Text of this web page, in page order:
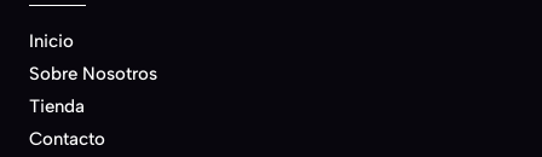
Inicio
Sobre Nosotros
Tienda
Contacto